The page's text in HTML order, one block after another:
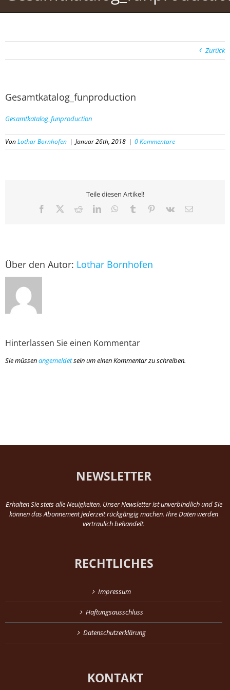
Zurück
Gesamtkatalog_funproduction
Gesamtkatalog_funproduction
VonLothar Bornhofen | Januar 26th, 2018 | 0 Kommentare
Teile diesen Artikel!
Facebook RedditLinkedInWhatsApp
Tumblr Pinterest
Vk
E-
Über den Autor: Lothar Bornhofen
Hinterlassen Sie einen Kommentar
Sie müssenangemeldetsein um einen Kommentar zu schreiben.
NEWSLETTER
Erhalten Sie stets alle Neuigkeiten. Unser Newsletter ist unverbindlich und Sie
können das Abonnement jederzeit rückgängig machen. Ihre Daten werden
vertraulich behandelt.
RECHTLICHES
Impressum
Haftungsausschluss
Datenschutzerklärung
KONTAKT